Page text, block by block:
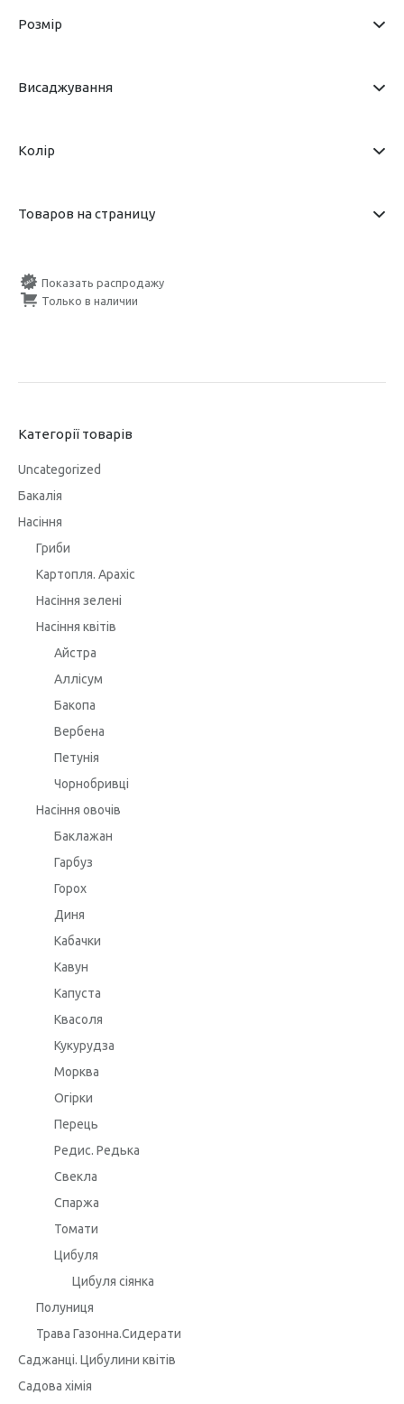
Розмір
Висаджування
Колір
Товаров на страницу
Показать распродажу
Только в наличии
Категорії товарів
Uncategorized
Бакалія
Насіння
Гриби
Картопля. Арахіс
Насіння зелені
Насіння квітів
Айстра
Аллісум
Бакопа
Вербена
Петунія
Чорнобривці
Насіння овочів
Баклажан
Гарбуз
Горох
Диня
Кабачки
Кавун
Капуста
Квасоля
Кукурудза
Морква
Огірки
Перець
Редис. Редька
Свекла
Спаржа
Томати
Цибуля
Цибуля сіянка
Полуниця
Трава Газонна.Сидерати
Саджанці. Цибулини квітів
Садова хімія